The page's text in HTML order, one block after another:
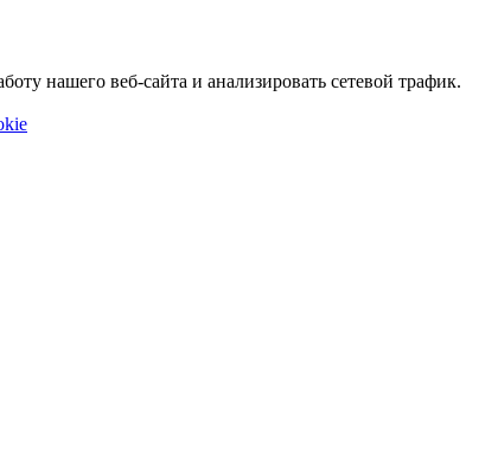
нашего веб-сайта и анализировать сетевой трафик.